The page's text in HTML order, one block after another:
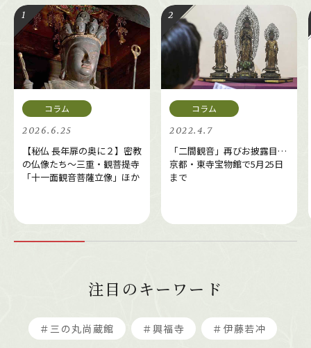
2026.6.25
【秘仏 長年扉の奥に２】密教
の仏像たち～三重・観菩提寺
「十一面観音菩薩立像」ほか
2022.4.7
「二間観音」再びお披露目…
京都・東寺宝物館で5月25日
まで
注目のキーワード
＃三の丸尚蔵館 ＃興福寺 ＃伊藤若冲